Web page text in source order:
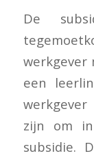
De
werkgever
een
zijn om
subsidie.